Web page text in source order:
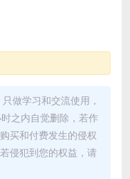
做学习和交流使用，
之内自觉删除，若作
买和付费发生的侵权
侵犯到您的权益，请